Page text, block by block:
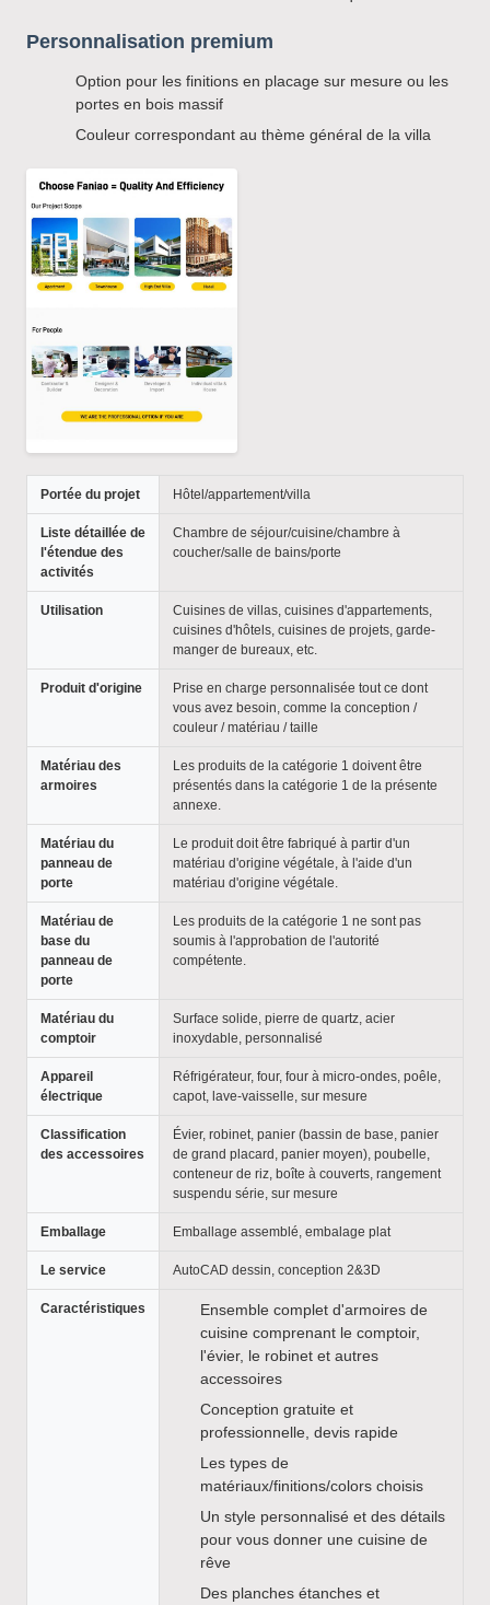
Personnalisation premium
Option pour les finitions en placage sur mesure ou les
portes en bois massif
Couleur correspondant au thème général de la villa
Portée du projet Hôtel/appartement/villa
Liste détaillée de
l'étendue des
activités
Chambre de séjour/cuisine/chambre à
coucher/salle de bains/porte
Utilisation
Cuisines de villas, cuisines d'appartements,
cuisines d'hôtels, cuisines de projets, garde-
manger de bureaux, etc.
Produit d'origine
Prise en charge personnalisée tout ce dont
vous avez besoin, comme la conception /
couleur / matériau / taille
Matériau des
armoires
Les produits de la catégorie 1 doivent être
présentés dans la catégorie 1 de la présente
annexe.
Matériau du
panneau de
porte
Le produit doit être fabriqué à partir d'un
matériau d'origine végétale, à l'aide d'un
matériau d'origine végétale.
Matériau de
base du
panneau de
porte
Les produits de la catégorie 1 ne sont pas
soumis à l'approbation de l'autorité
compétente.
Matériau du
comptoir
Surface solide, pierre de quartz, acier
inoxydable, personnalisé
Appareil
électrique
Réfrigérateur, four, four à micro-ondes, poêle,
capot, lave-vaisselle, sur mesure
Classification
des accessoires
Évier, robinet, panier (bassin de base, panier
de grand placard, panier moyen), poubelle,
conteneur de riz, boîte à couverts, rangement
suspendu série, sur mesure
Emballage Emballage assemblé, embalage plat
Le service AutoCAD dessin, conception 2&3D
Caractéristiques
Ensemble complet d'armoires de
cuisine comprenant le comptoir,
l'évier, le robinet et autres
accessoires
Conception gratuite et
professionnelle, devis rapide
Les types de
matériaux/finitions/colors choisis
Un style personnalisé et des détails
pour vous donner une cuisine de
rêve
Des planches étanches et